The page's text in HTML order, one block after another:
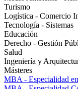
Turismo
Logística - Comercio
Tecnología - Sistemas
Educación
Derecho - Gestión
Salud
Ingeniería y
Másteres
MBA - Especialidad